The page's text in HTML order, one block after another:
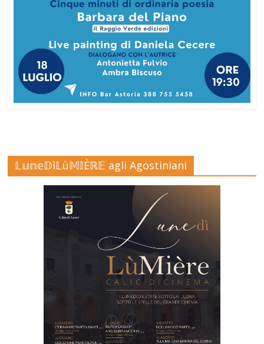
𝕃𝕦𝕟𝕖𝔻ì𝕃ù𝕄𝕀Èℝ𝔼 agli Agostiniani